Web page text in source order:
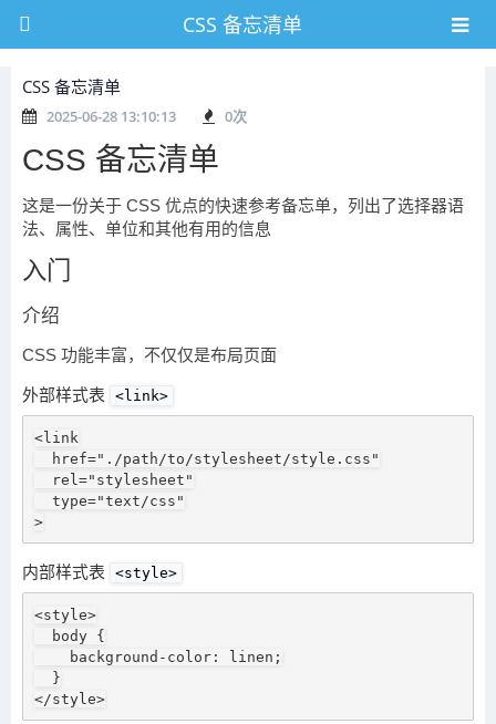
CSS 备忘清单
CSS 备忘清单
2025-06-28 13:10:13 0次
CSS 备忘清单
这是一份关于 CSS 优点的快速参考备忘单，列出了选择器语
法、属性、单位和其他有用的信息
入门
介绍
CSS 功能丰富，不仅仅是布局页面
外部样式表 <link>
<link
>
内部样式表 <style>
<style>
</style>